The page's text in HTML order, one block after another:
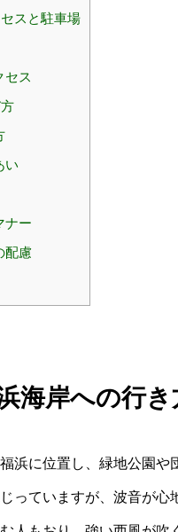
スと駐車場
セス
い
ナー
配慮
海岸への行
浜に位置し、緑地公園
っていますが、波音が